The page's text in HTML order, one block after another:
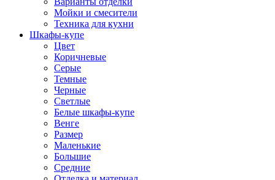
Мойки и смесители
Техника для кухни
Шкафы-купе
Цвет
Коричневые
Серые
Темные
Черные
Светлые
Белые шкафы-купе
Венге
Размер
Маленькие
Большие
Средние